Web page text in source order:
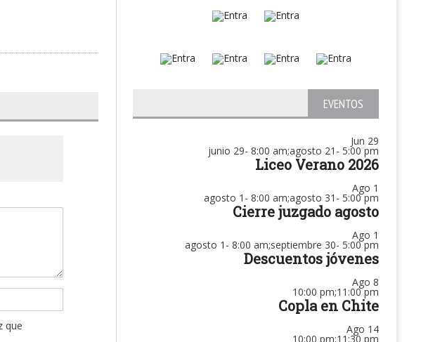
que
EVENTOS
Jun 29
junio 29- 8:00 am;agosto 21- 5:00 pm
Liceo Verano 2026
Ago 1
agosto 1- 8:00 am;agosto 31- 5:00 pm
Cierre juzgado agosto
Ago 1
agosto 1- 8:00 am;septiembre 30- 5:00 pm
Descuentos jóvenes
Ago 8
10:00 pm;11:00 pm
Copla en Chite
Ago 14
10:00 pm;11:30 pm